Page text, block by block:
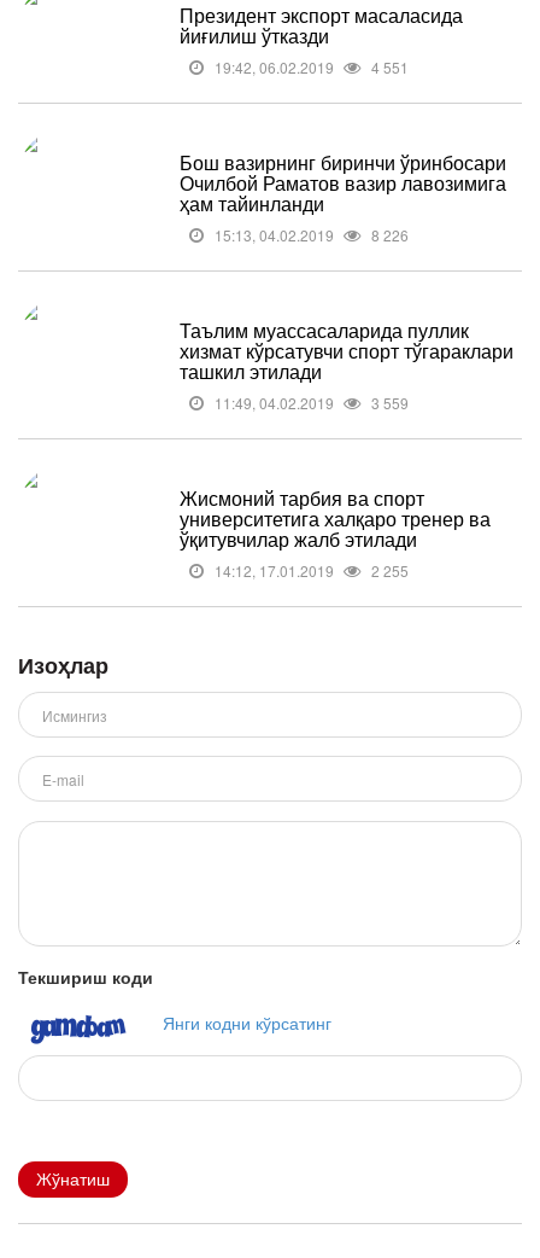
Президент экспорт масаласида
йиғилиш ўтказди
19:42, 06.02.2019 4 551
Бош вазирнинг биринчи ўринбосари
Очилбой Раматов вазир лавозимига
ҳам тайинланди
15:13, 04.02.2019 8 226
Таълим муассасаларида пуллик
хизмат кўрсатувчи спорт тўгараклари
ташкил этилади
11:49, 04.02.2019 3 559
Жисмоний тарбия ва спорт
университетига халқаро тренер ва
ўқитувчилар жалб этилади
14:12, 17.01.2019 2 255
Изоҳлар
Текшириш коди
Янги кодни кўрсатинг
Жўнатиш